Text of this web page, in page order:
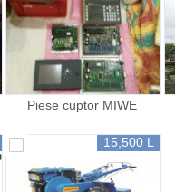
Piese cuptor MIWE
15,500 L